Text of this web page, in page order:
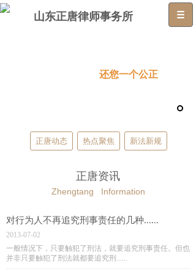
还您一个公正
正唐动态 热点聚焦 新法新规
正唐资讯
Zhengtang Information
对行为人不再追究刑事责任的几种......
2013-07-02
一般情况下，只要触犯了刑法，就要追究刑事责任。但也
并非只要触犯了刑法就都要追究刑......
山东正唐律师事务所